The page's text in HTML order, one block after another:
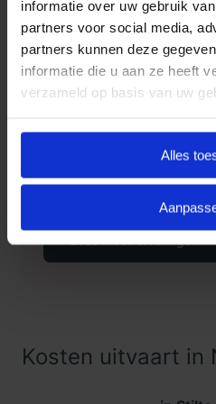
informatie over uw gebruik
partners voor social media,
partners kunnen deze
informatie die u aan ze heeft
verzameld op basis van uw
Alles
Klanten
met met meer dan 1400
beoordelingen.
Kosten uitvaart in